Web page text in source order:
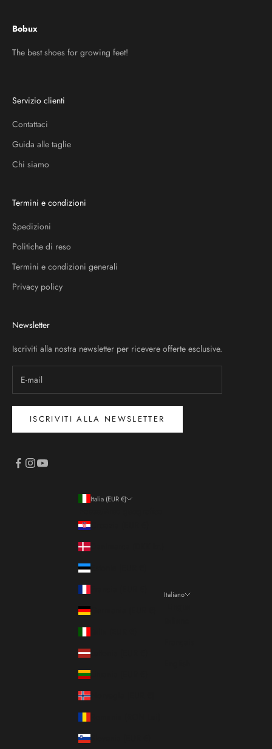
Bobux
The best shoes for growing feet!
Servizio clienti
Contattaci
Guida alle taglie
Chi siamo
Termini e condizioni
Spedizioni
Politiche di reso
Termini e condizioni generali
Privacy policy
Newsletter
Iscriviti alla nostra newsletter per ricevere offerte esclusive.
ISCRIVITI ALLA NEWSLETTER
Italia (EUR €)
Croazia (EUR €)
Danimarca (DKK kr.)
Estonia (EUR €)
Francia (EUR €)
Germania (EUR €)
Italia (EUR €)
Lettonia (EUR €)
Lituania (EUR €)
Norvegia (EUR €)
Romania (RON Lei)
Slovenia (EUR €)
Italiano